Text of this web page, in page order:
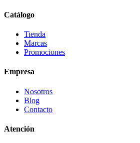
Catálogo
Tienda
Marcas
Promociones
Empresa
Nosotros
Blog
Contacto
Atención